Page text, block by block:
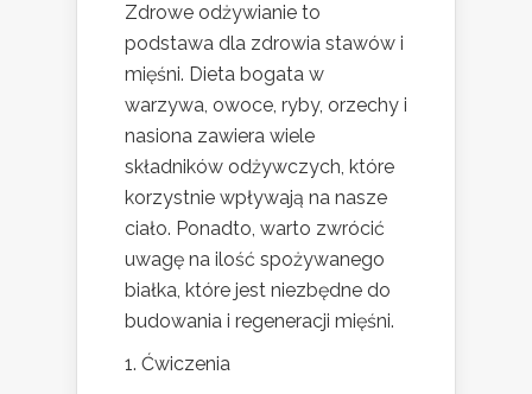
Zdrowe odżywianie to
podstawa dla zdrowia stawów i
mięśni. Dieta bogata w
warzywa, owoce, ryby, orzechy i
nasiona zawiera wiele
składników odżywczych, które
korzystnie wpływają na nasze
ciało. Ponadto, warto zwrócić
uwagę na ilość spożywanego
białka, które jest niezbędne do
budowania i regeneracji mięśni.
1. Ćwiczenia